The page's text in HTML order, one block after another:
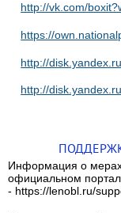
http://vk.com/
https://
http://
http://
Информация о
официальном
- https://lenobl.ru/